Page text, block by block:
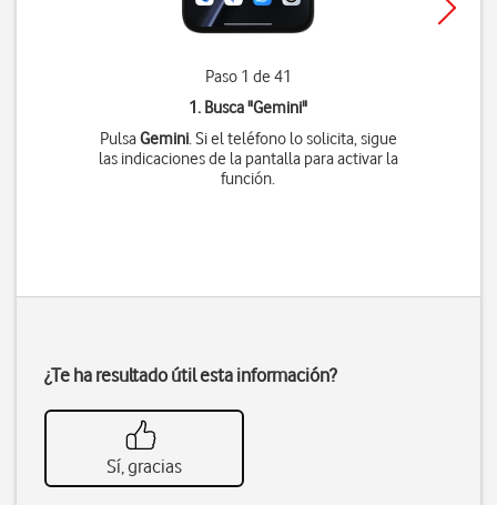
Paso 1 de 41
1. Busca "Gemini"
PulsaGemini. Si el teléfono lo solicita, sigue
las indicaciones de la pantalla para activar la
función.
¿Te ha resultado útil esta información?
Sí, gracias